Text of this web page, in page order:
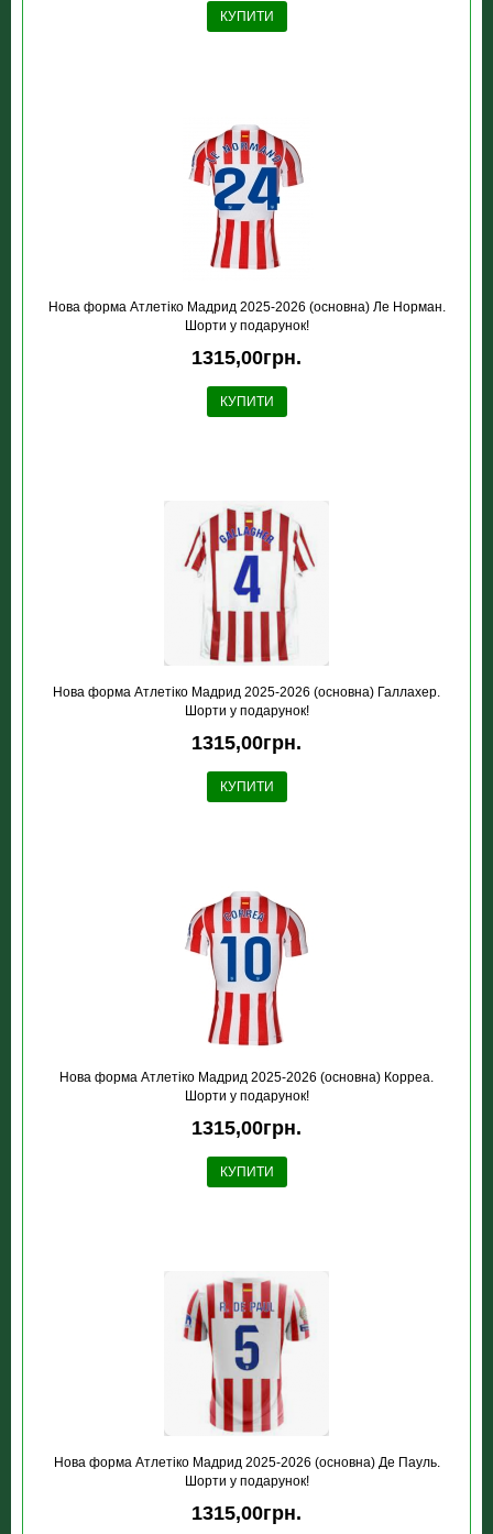
КУПИТИ
Нова форма Атлетіко Мадрид 2025-2026 (основна) Ле Норман.
Шорти у подарунок!
1315,00грн.
КУПИТИ
Нова форма Атлетіко Мадрид 2025-2026 (основна) Галлахер.
Шорти у подарунок!
1315,00грн.
КУПИТИ
Нова форма Атлетіко Мадрид 2025-2026 (основна) Корреа.
Шорти у подарунок!
1315,00грн.
КУПИТИ
Нова форма Атлетіко Мадрид 2025-2026 (основна) Де Пауль.
Шорти у подарунок!
1315,00грн.